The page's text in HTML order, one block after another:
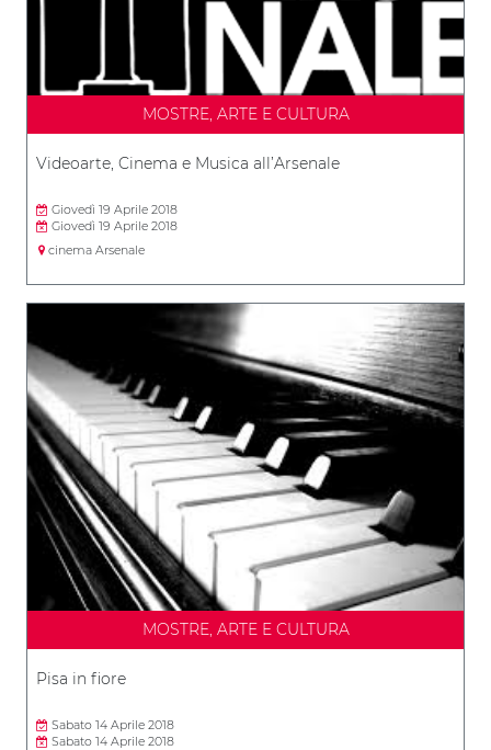
MOSTRE, ARTE E CULTURA
Videoarte, Cinema e Musica all’Arsenale
Giovedì 19 Aprile 2018
Giovedì 19 Aprile 2018
cinema Arsenale
MOSTRE, ARTE E CULTURA
Pisa in fiore
Sabato 14 Aprile 2018
Sabato 14 Aprile 2018